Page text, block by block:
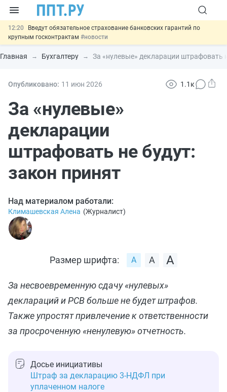
12:20
Введут обязательное страхование банковских гарантий по
крупным госконтрактам #новости
11:12 Закон об ИИ синхронизируют с Гражданским кодексом#новости
00:01
10 августа: важные документы, вступающие в силу сегодня
07.08
отношений
#новости
Главная Бухгалтеру За «нулевые» декларации штрафовать
Опубликовано: 11 июн 2026 1.1к
За «нулевые»
декларации
штрафовать не будут:
закон принят
Над материалом работали:
Климашевская Алена (Журналист)
Размер шрифта:
За несвоевременную сдачу «нулевых»
деклараций и РСВ больше не будет штрафов.
Также упростят привлечение к ответственности
за просроченную «ненулевую» отчетность.
Досье инициативы
Штраф за декларацию 3-НДФЛ при
уплаченном налоге